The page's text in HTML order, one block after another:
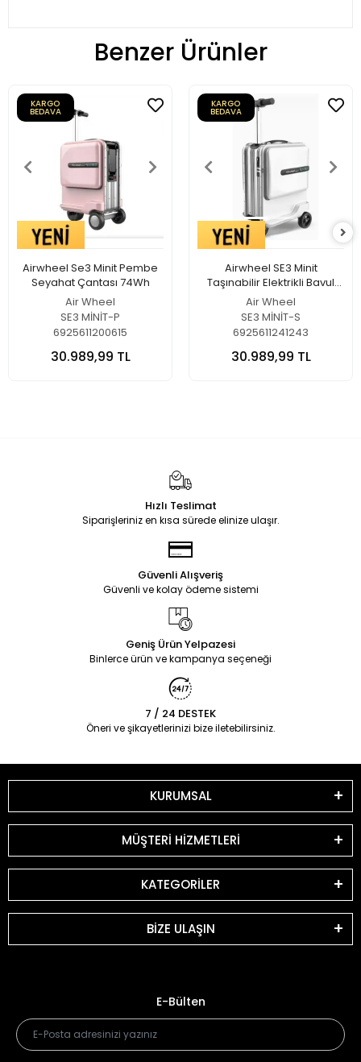
Benzer Ürünler
KARGO
BEDAVA
Airwheel Se3 Minit Pembe
Seyahat Çantası 74Wh
Air Wheel
SE3 MİNİT-P
6925611200615
30.989,99 TL
KARGO
BEDAVA
Airwheel SE3 Minit
Taşınabilir Elektrikli Bavul
Scooter Gümüş
Air Wheel
SE3 MİNİT-S
6925611241243
30.989,99 TL
Hızlı Teslimat
Siparişleriniz en kısa sürede elinize ulaşır.
Güvenli Alışveriş
Güvenli ve kolay ödeme sistemi
Geniş Ürün Yelpazesi
Binlerce ürün ve kampanya seçeneği
7 / 24 DESTEK
Öneri ve şikayetlerinizi bize iletebilirsiniz.
KURUMSAL
MÜŞTERİ HİZMETLERİ
KATEGORİLER
BİZE ULAŞIN
E-Bülten